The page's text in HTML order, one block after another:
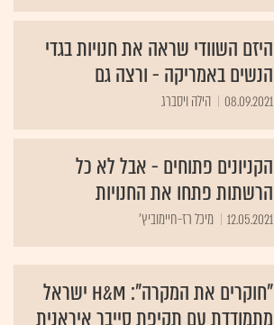
היזם השוודי שראה את חנויות בגדי
הנשים באמריקה - ורצה גם
08.09.2021 הילה ויסברג
הקניונים פתוחים - אבל לא כל
הרשתות פתחו את החנויות
12.05.2021 מיכל רז-חיימוביץ'
"חוקרים את המקרה": H&M ישראל
מתמודדת עם תקיפת סייבר איראנית